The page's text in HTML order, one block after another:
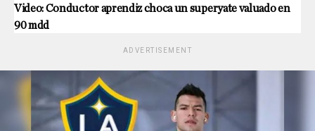
Video: Conductor aprendiz choca un superyate valuado en
90 mdd
ADVERTISEMENT